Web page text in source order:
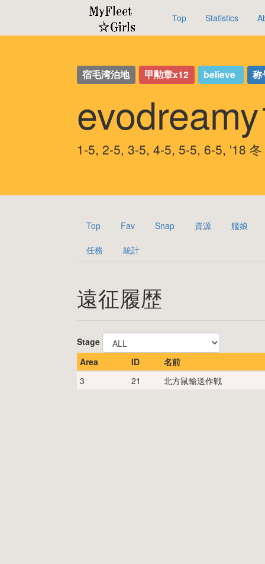
Top Statistics
宿毛湾泊地 甲勲章x12 believe 称
1-5, 2-5, 3-5, 4-5, 5-5, 6-5, '18
Top Fav Snap 資源 艦娘
任務 統計
遠征履歴
Stage
Area
ID
名前
3
21 北方鼠輸送作戦